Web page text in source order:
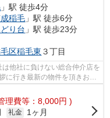
」駅 徒歩4分
稲毛 」駅 徒歩6分
り台 」駅 徒歩23分
区稲毛東 ３丁目
他社に負けない総合仲介店を
に行き最新の物件を頂きお客
理費等：8,000円 )
礼金
1ヶ月